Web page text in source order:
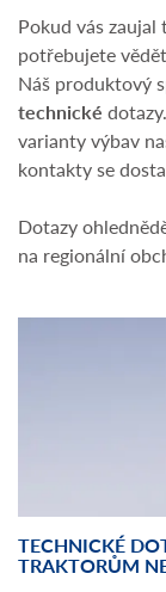
Pokud vás
potřebujete
Náš produktový
technické
varianty výbav
kontakty se
Dotazy
na regionální
TECHNICKÉ
TRAKTORŮM